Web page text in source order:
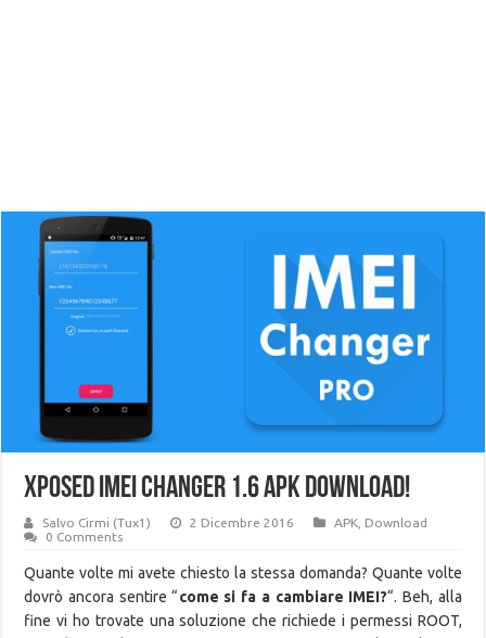
XPOSED IMEI Changer 1.6 APK Download!
Salvo Cirmi (Tux1) 2 Dicembre 2016 APK Download
0 Comments
Quante volte mi avete chiesto la stessa domanda? Quante volte
dovrò ancora sentire “come si fa a cambiare IMEI?“. Beh, alla
fine vi ho trovate una soluzione che richiede i permessi ROOT,